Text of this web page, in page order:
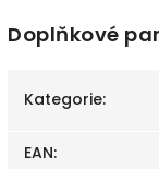
Doplňkové
Kategorie:
EAN: